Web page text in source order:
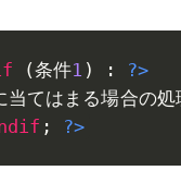
(条件1 ) :
?>
; ?>